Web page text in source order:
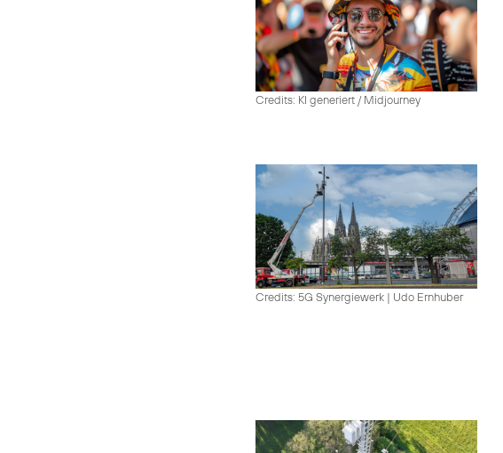
Credits: KI generiert / Midjourney
Credits: 5G Synergiewerk | Udo Ernhuber